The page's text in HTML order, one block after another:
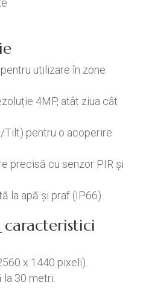
utilizare în zone
4MP, atât ziua cât
Tilt) pentru o acoperire
precisă cu senzor PIR și
la apă și praf (IP66).
x 1440 pixeli).
la 30 metri.